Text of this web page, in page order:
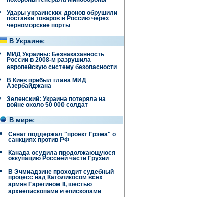
Удары украинских дронов обрушили
поставки товаров в Россию через
черноморские порты
В Украине:
МИД Украины: Безнаказанность
России в 2008-м разрушила
европейскую систему безопасности
В Киев прибыл глава МИД
Азербайджана
Зеленский: Украина потеряла на
войне около 50 000 солдат
В мире:
Сенат поддержал "проект Грэма" о
санкциях против РФ
Канада осудила продолжающуюся
оккупацию Россией части Грузии
В Эчмиадзине проходит судебный
процесс над Католикосом всех
армян Гарегином II, шестью
архиепископами и епископами